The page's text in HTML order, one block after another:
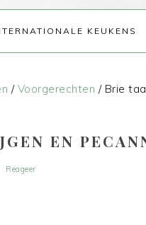
KEUKENS
/ Voorgerechten /Brie
EN
Reageer